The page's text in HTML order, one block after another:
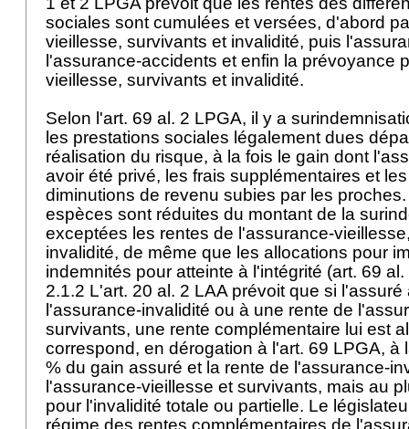
sociales sont cumulées et versées, d'abord
vieillesse, survivants et invalidité, puis
l'assurance-accidents et enfin la prévoyance
vieillesse, survivants et invalidité.
Selon l'art. 69 al. 2 LPGA, il y a
les prestations sociales légalement dues
réalisation du risque, à la fois le gain dont
avoir été privé, les frais supplémentaires et
diminutions de revenu subies par les
espèces sont réduites du montant de la
exceptées les rentes de l'assurance-
invalidité, de même que les allocations pour
indemnités pour atteinte à l'intégrité (art. 69
2.1.2 L'art. 20 al. 2 LAA prévoit que si
l'assurance-invalidité ou à une rente de
survivants, une rente complémentaire lui est
correspond, en dérogation à l'art. 69 LPGA, à
% du gain assuré et la rente de l'assurance-
l'assurance-vieillesse et survivants, mais au
pour l'invalidité totale ou partielle. Le
régime des rentes complémentaires de